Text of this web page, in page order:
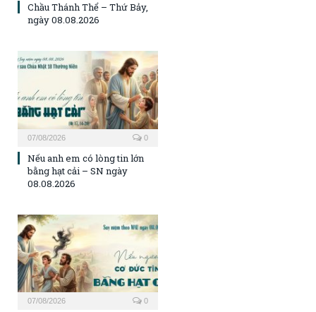
Chầu Thánh Thể – Thứ Bảy,
ngày 08.08.2026
07/08/2026 0
Nếu anh em có lòng tin lớn
bằng hạt cải – SN ngày
08.08.2026
07/08/2026 0